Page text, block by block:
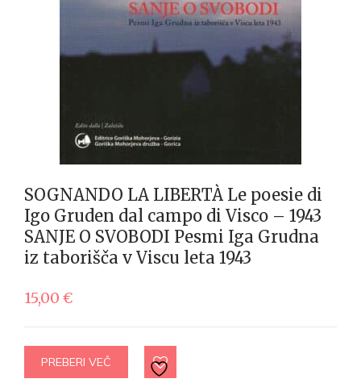
SOGNANDO LA LIBERTÀ Le poesie di
Igo Gruden dal campo di Visco – 1943
SANJE O SVOBODI Pesmi Iga Grudna
iz taborišča v Viscu leta 1943
15,00 €
PREBERI VEČ